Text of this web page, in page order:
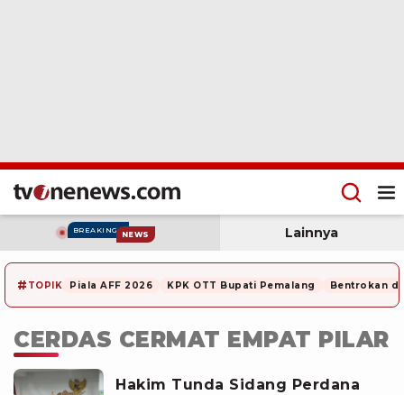
BREAKING NEWS Lainnya
# TOPIK Piala AFF 2026 KPK OTT Bupati Pemalang Bentrokan di
CERDAS CERMAT EMPAT PILAR
Hakim Tunda Sidang Perdana